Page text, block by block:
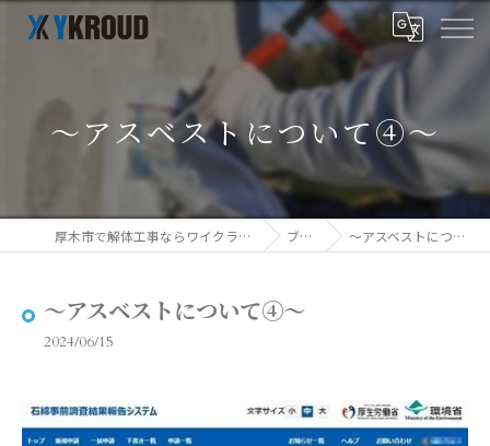
～アスベストについて④～
厚木市で解体工事ならワイクラウド株式会社 ブログ ～アスベストについて④～
～アスベストについて④～
2024/06/15